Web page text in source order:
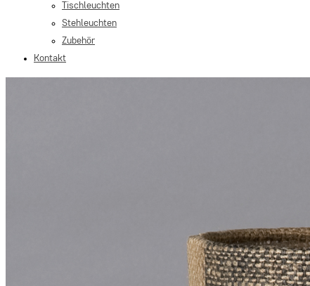
Tischleuchten
Stehleuchten
Zubehör
Kontakt